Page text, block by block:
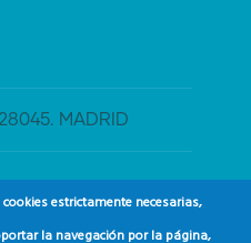
MADRID
estrictamente necesarias,
la navegación por la página,